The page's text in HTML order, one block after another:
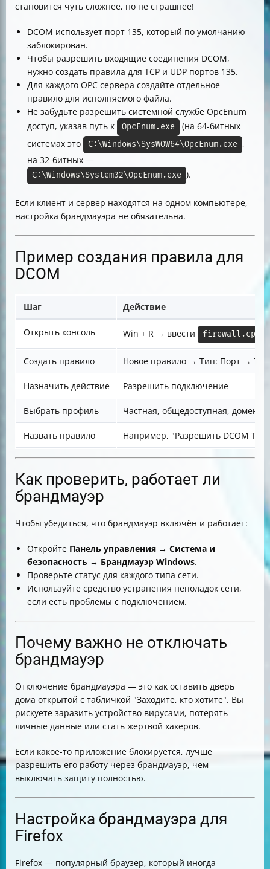
становится чуть сложнее, но не страшнее!
DCOM использует порт 135, который по умолчанию
заблокирован.
Чтобы разрешить входящие соединения DCOM,
нужно создать правила для TCP и UDP портов 135.
Для каждого OPC сервера создайте отдельное
правило для исполняемого файла.
Не забудьте разрешить системной службе OpcEnum
доступ, указав путь к
OpcEnum.exe
(на 64-битных
системах это
C:\Windows\SysWOW64\OpcEnum.exe
,
на 32-битных —
C:\Windows\System32\OpcEnum.exe ).
Если клиент и сервер находятся на одном компьютере,
настройка брандмауэра не обязательна.
Пример создания правила для
DCOM
Шаг Действие
Открыть консоль Win + R → ввести firewall.cpl
Создать правило Новое правило → Тип: Порт →
Назначить действие Разрешить подключение
Выбрать профиль Частная, общедоступная,
Назвать правило Например, "Разрешить DCOM
Как проверить, работает ли
брандмауэр
Чтобы убедиться, что брандмауэр включён и работает:
Откройте Панель управления → Система и
безопасность → Брандмауэр Windows.
Проверьте статус для каждого типа сети.
Используйте средство устранения неполадок сети,
если есть проблемы с подключением.
Почему важно не отключать
брандмауэр
Отключение брандмауэра — это как оставить дверь
дома открытой с табличкой "Заходите, кто хотите". Вы
рискуете заразить устройство вирусами, потерять
личные данные или стать жертвой хакеров.
Если какое-то приложение блокируется, лучше
разрешить его работу через брандмауэр, чем
выключать защиту полностью.
Настройка брандмауэра для
Firefox
Firefox — популярный браузер, который иногда